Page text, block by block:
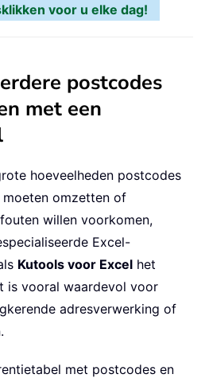
voor u elke dag!
postcodes
met een
hoeveelheden postcodes
moeten omzetten of
willen voorkomen,
Excel-
Kutools voor Excel het
is vooral waardevol voor
adresverwerking of
met postcodes en